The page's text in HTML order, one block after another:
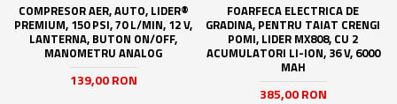
COMPRESOR AER, AUTO, LIDER®
PREMIUM, 150 PSI, 70 L/MIN, 12 V,
LANTERNA, BUTON ON/OFF,
MANOMETRU ANALOG
139,00 RON
FOARFECA ELECTRICA DE
GRADINA, PENTRU TAIAT CRENGI
POMI, LIDER MX808, CU 2
ACUMULATORI LI-ION, 36 V, 6000
MAH
385,00 RON